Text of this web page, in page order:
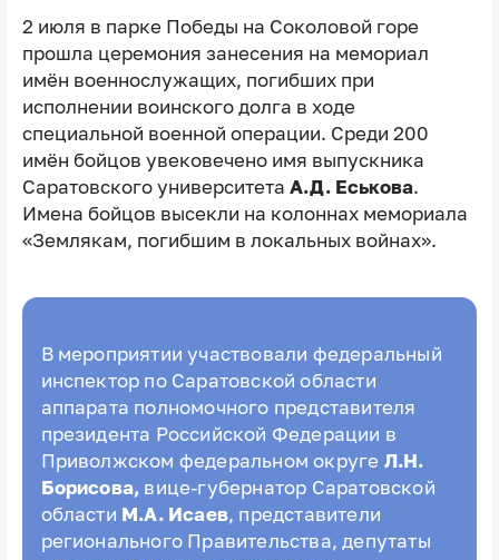
2 июля в парке Победы на Соколовой горе
прошла церемония занесения на мемориал
имён военнослужащих, погибших при
исполнении воинского долга в ходе
специальной военной операции. Среди 200
имён бойцов увековечено имя выпускника
Саратовского университета А.Д. Еськова.
Имена бойцов высекли на колоннах мемориала
«Землякам, погибшим в локальных войнах».
В мероприятии участвовали федеральный
инспектор по Саратовской области
аппарата полномочного представителя
президента Российской Федерации в
Приволжском федеральном округе Л.Н.
Борисова, вице-губернатор Саратовской
области М.А. Исаев, представители
регионального Правительства, депутаты